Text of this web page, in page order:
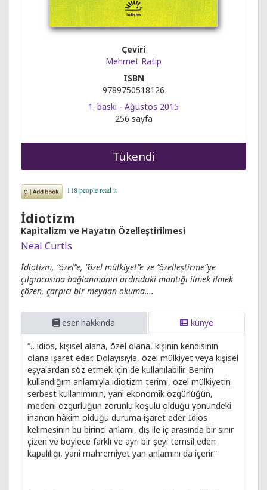
Çeviri
Mehmet Ratip
ISBN
9789750518126
1. baskı - Ağustos 2015
256 sayfa
Tükendi
İdiotizm
Kapitalizm ve Hayatın Özelleştirilmesi
Neal Curtis
İdiotizm, “özel”e, “özel mülkiyet”e ve “özelleştirme”ye
çılgıncasına bağlanmanın ardındaki mantığı ilmek ilmek
çözen, çarpıcı bir meydan okuma….
eser hakkında künye
“…idios, kişisel alana, özel olana, kişinin kendisinin
olana işaret eder. Dolayısıyla, özel mülkiyet veya kişisel
eşyalardan söz etmek için de kullanılabilir. Benim
kullandığım anlamıyla idiotizm terimi, özel mülkiyetin
serbest kullanımının, yani ekonomik özgürlüğün,
medeni özgürlüğün zorunlu koşulu olduğu yönündeki
inancın hâkim olduğu duruma işaret eder. Idios
kelimesinin bu birinci anlamı, dış ile iç arasında bir sınır
çizen ve böylece farklı ve ayrı bir şeyi temsil eden
kapalılığı, yani mahremiyet yan anlamını da içerir.”